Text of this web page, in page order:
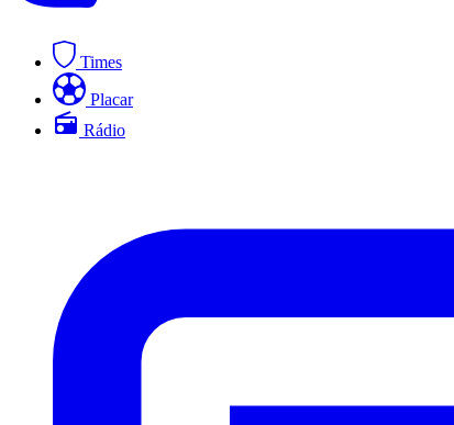
Times
Placar
Rádio